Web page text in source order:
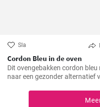
Sla
Cordon Bleu in de oven
Dit ovengebakken cordon bleu
naar een gezonder alternatief
cordon bleu. Ik heb dit recept
gemaakt en het werd elke